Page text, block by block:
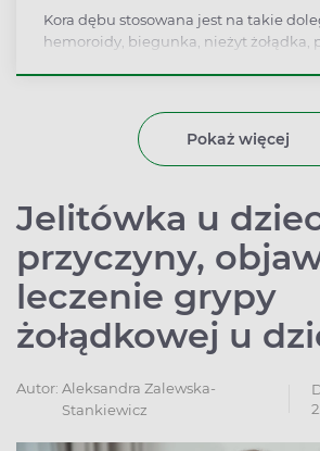
Kora dębu stosowana jest na takie
hemoroidy, biegunka, nieżyt żołądka,
Pokaż więcej
Jelitówka u
przyczyny,
leczenie grypy
żołądkowej u
Autor: Aleksandra Zalewska-
Stankiewicz